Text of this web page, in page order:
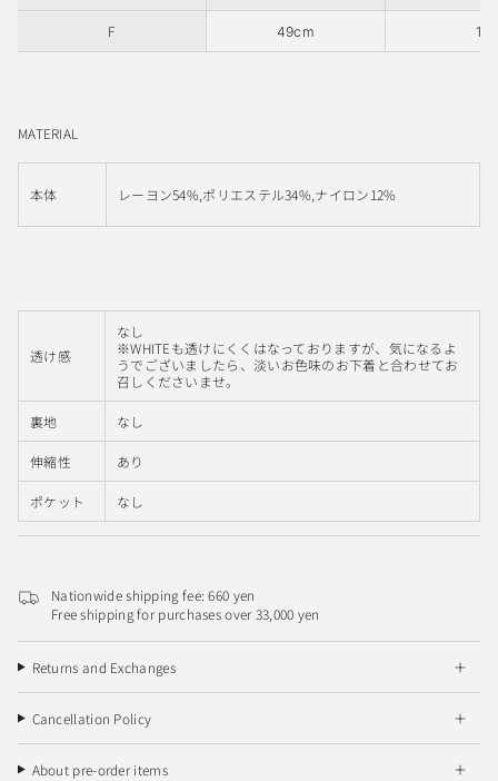
F 49cm
MATERIAL
本体 レーヨン54%,ポリエステル34%,ナイロン12%
透け感
なし
※WHITEも透けにくくはなっておりますが、気になるよ
うでございましたら、淡いお色味のお下着と合わせてお
召しくださいませ。
裏地 なし
伸縮性 あり
ポケット なし
Nationwide shipping fee: 660 yen
Free shipping for purchases over 33,000 yen
Returns and Exchanges
Cancellation Policy
About pre-order items